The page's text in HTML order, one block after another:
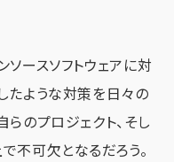
ースソフトウェアに対
たような対策を日々の
のプロジェクト、そし
不可欠となるだろう。